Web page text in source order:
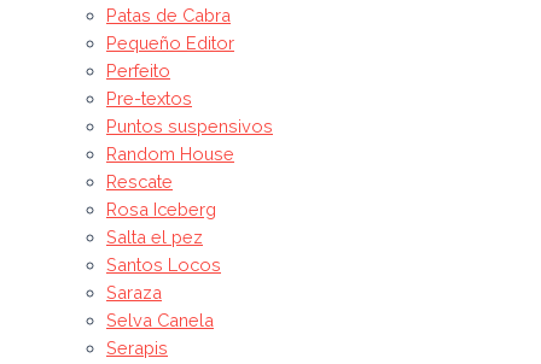
Patas de Cabra
Pequeño Editor
Perfeito
Pre-textos
Puntos suspensivos
Random House
Rescate
Rosa Iceberg
Salta el pez
Santos Locos
Saraza
Selva Canela
Serapis